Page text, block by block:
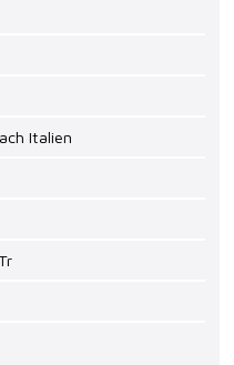
Italien